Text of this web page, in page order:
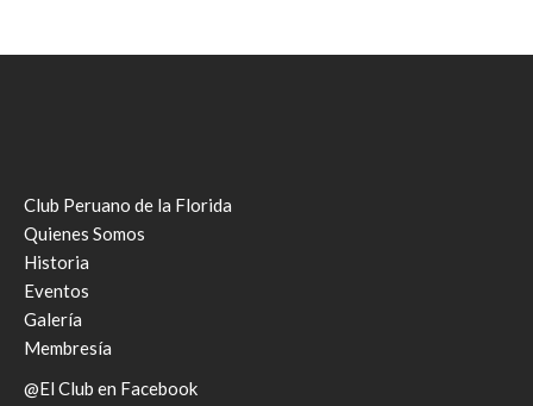
Club Peruano de la Florida
Quienes Somos
Historia
Eventos
Galería
Membresía
@El Club en Facebook